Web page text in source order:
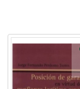
Skip
of
Skip
beginning
of